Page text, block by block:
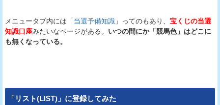
メニュータブ内には「当選予備知識 」ってのもあり、 宝くじの当選
知識口座みたいなページがある。 いつの間にか「競馬色」はどこに
も無くなっている。
「 リスト(LIST) 」に登録してみた